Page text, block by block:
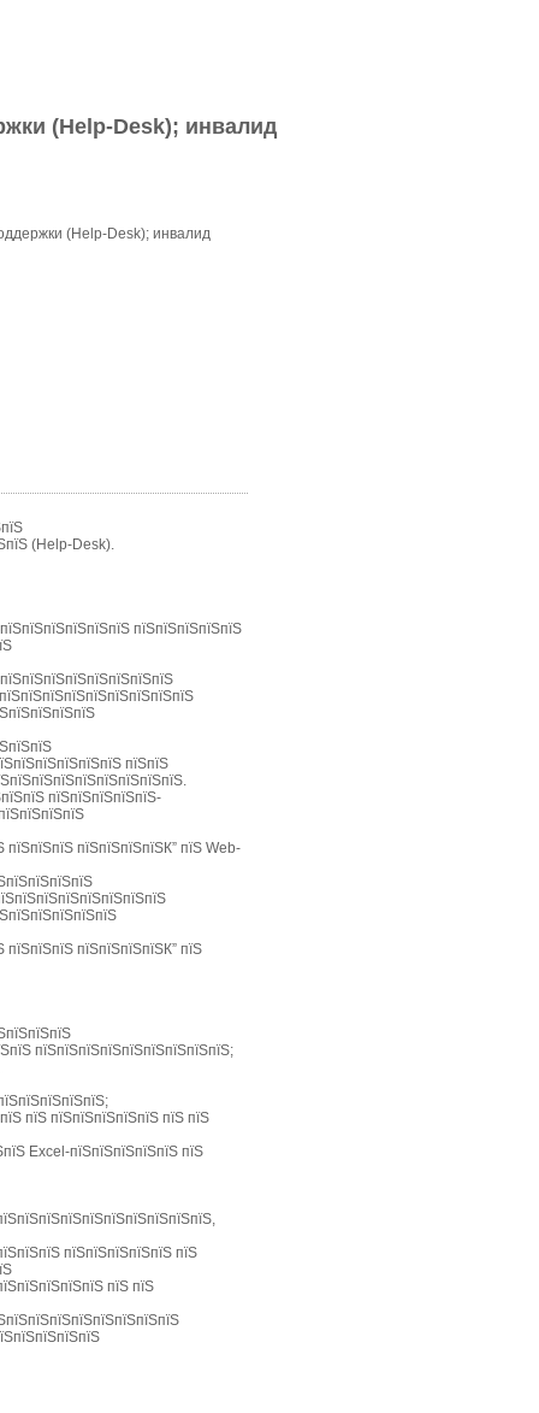
(Help-Desk); инвалид
(Help-Desk); инвалид
(Help-Desk).
пїЅпїЅпїЅпїЅпїЅ
пїЅпїЅ
пїЅпїЅпїЅпїЅпїЅ-
пїЅпїЅпїЅ пїЅпїЅпїЅпїЅК” пїЅ Web-
пїЅпїЅпїЅпїЅК” пїЅ
пїЅпїЅпїЅпїЅпїЅпїЅпїЅпїЅпїЅ;
пїЅ пїЅпїЅпїЅпїЅпїЅ пїЅ пїЅ
Excel-пїЅпїЅпїЅпїЅпїЅ пїЅ
пїЅпїЅпїЅпїЅпїЅ пїЅ
пїЅ пїЅ